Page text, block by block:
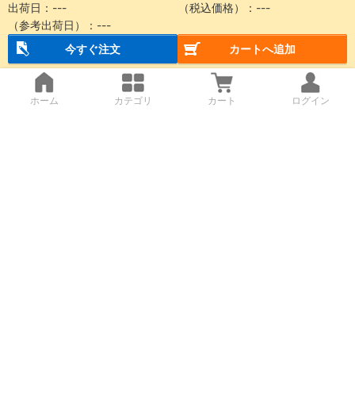
出荷日： --- （税込価格）： ---
（参考出荷日）： ---
今すぐ注文
カートへ追加
ホーム カテゴリ カート ログイン